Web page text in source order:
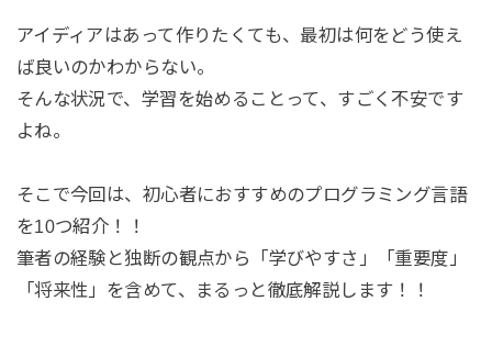
アイディアはあって作りたくても、最初は何をどう使え
ば良いのかわからない。
そんな状況で、学習を始めることって、すごく不安です
よね。
そこで今回は、初心者におすすめのプログラミング言語
を10つ紹介！！
筆者の経験と独断の観点から「学びやすさ」「重要度」
「将来性」を含めて、まるっと徹底解説します！！